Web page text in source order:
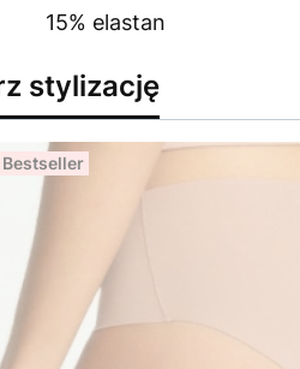
15% elastan
stylizację
Bestseller